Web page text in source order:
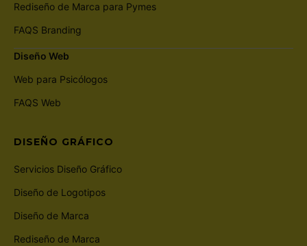
Rediseño de Marca para Pymes
FAQS Branding
Diseño Web
Web para Psicólogos
FAQS Web
DISEÑO GRÁFICO
Servicios Diseño Gráfico
Diseño de Logotipos
Diseño de Marca
Rediseño de Marca